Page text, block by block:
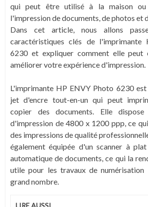
qui peut être utilisé à la maison
l'impression de documents, de photos et
Dans cet article, nous allons
caractéristiques clés de l'imprimante
6230 et expliquer comment elle peut
améliorer votre expérience d'impression.
L'imprimante HP ENVY Photo 6230
jet d'encre tout-en-un qui peut
copier des documents. Elle
d'impression de 4800 x 1200 ppp, ce
des impressions de qualité
également équipée d'un scanner à
automatique de documents, ce qui la
utile pour les travaux de numérisation
grand nombre.
LIRE AUSSI